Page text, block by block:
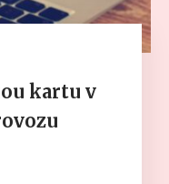
kartu v